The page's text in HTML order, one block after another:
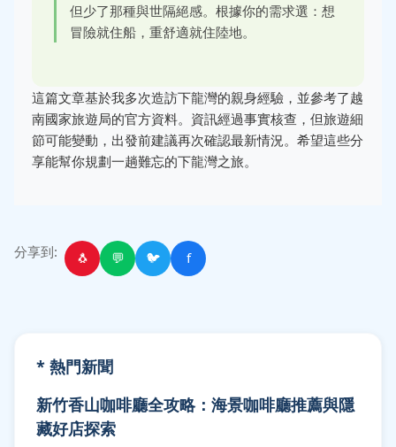
但少了那種與世隔絕感。根據你的需求選：想
冒險就住船，重舒適就住陸地。
這篇文章基於我多次造訪下龍灣的親身經驗，並參考了越
南國家旅遊局的官方資料。資訊經過事實核查，但旅遊細
節可能變動，出發前建議再次確認最新情況。希望這些分
享能幫你規劃一趟難忘的下龍灣之旅。
分享到: 🐧 💬 🐦 f
* 熱門新聞
新竹香山咖啡廳全攻略：海景咖啡廳推薦與隱
藏好店探索